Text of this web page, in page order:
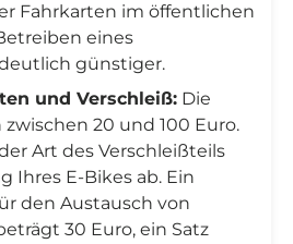
Fahrkarten im öffentlichen
eines
günstiger.
und Verschleiß: Die
20 und 100 Euro.
Art des Verschleißteils
Ihres E-Bikes ab. Ein
den Austausch von
30 Euro, ein Satz